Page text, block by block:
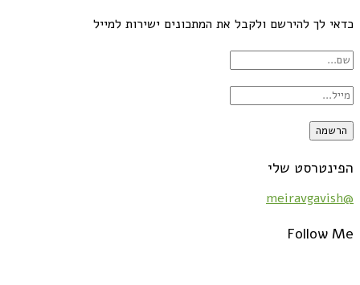
כדאי לך להירשם ולקבל את המתכונים ישירות למייל
הפינטרסט שלי
@meiravgavish
Follow Me